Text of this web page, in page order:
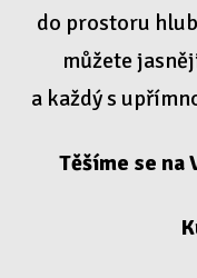
do prostoru
můžete
a každý s
Těšíme se na